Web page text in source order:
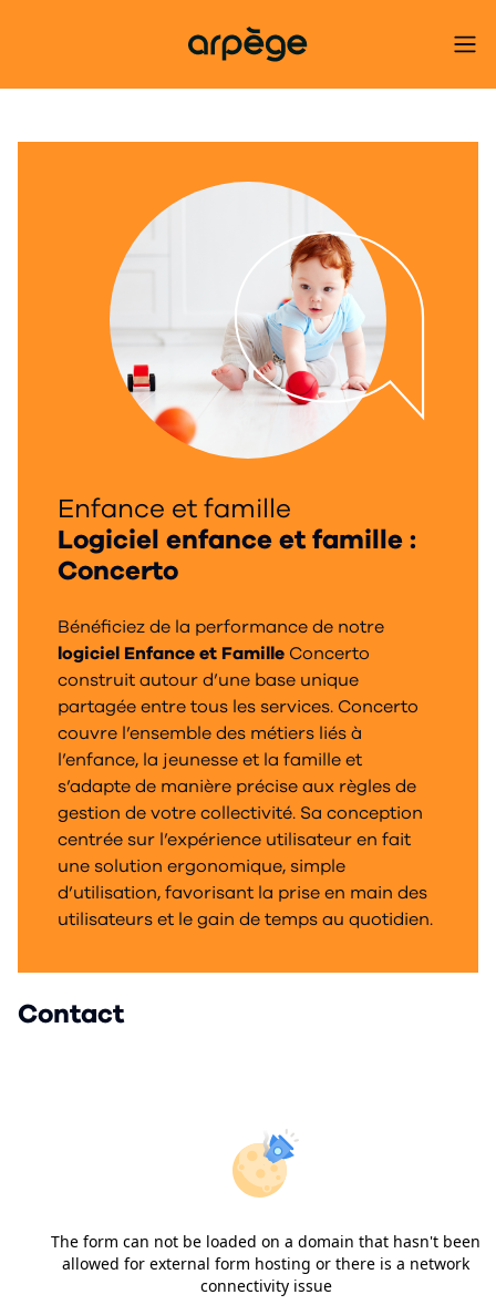
arpège
Enfance et famille
Logiciel enfance et famille :
Concerto
Bénéficiez de la performance de notre
logiciel Enfance et Famille Concerto
construit autour d’une base unique
partagée entre tous les services. Concerto
couvre l’ensemble des métiers liés à
l’enfance, la jeunesse et la famille et
s’adapte de manière précise aux règles de
gestion de votre collectivité. Sa conception
centrée sur l’expérience utilisateur en fait
une solution ergonomique, simple
d’utilisation, favorisant la prise en main des
utilisateurs et le gain de temps au quotidien.
Contact
The form can not be loaded on a domain that hasn't been
allowed for external form hosting or there is a network
connectivity issue